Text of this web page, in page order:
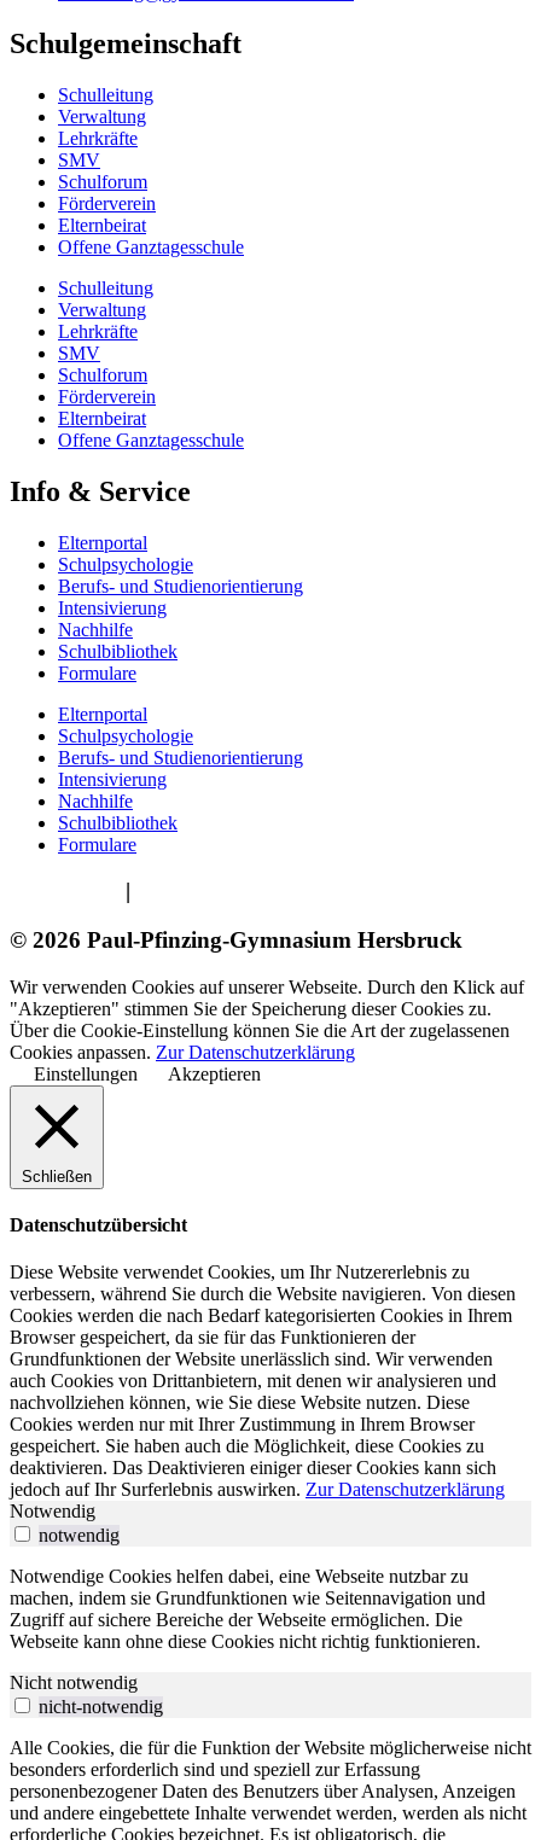
Schulgemeinschaft
Schulleitung
Verwaltung
Lehrkräfte
SMV
Schulforum
Förderverein
Elternbeirat
Offene Ganztagesschule
Schulleitung
Verwaltung
Lehrkräfte
SMV
Schulforum
Förderverein
Elternbeirat
Offene Ganztagesschule
Info & Service
Elternportal
Schulpsychologie
Berufs- und Studienorientierung
Intensivierung
Nachhilfe
Schulbibliothek
Formulare
Elternportal
Schulpsychologie
Berufs- und Studienorientierung
Intensivierung
Nachhilfe
Schulbibliothek
Formulare
|
© 2026 Paul-Pfinzing-Gymnasium Hersbruck
Wir verwenden Cookies auf unserer Webseite. Durch den Klick auf
"Akzeptieren" stimmen Sie der Speicherung dieser Cookies zu.
Über die Cookie-Einstellung können Sie die Art der zugelassenen
Cookies anpassen. Zur Datenschutzerklärung
Einstellungen
Akzeptieren
Schließen
Datenschutzübersicht
Diese Website verwendet Cookies, um Ihr Nutzererlebnis zu
verbessern, während Sie durch die Website navigieren. Von diesen
Cookies werden die nach Bedarf kategorisierten Cookies in Ihrem
Browser gespeichert, da sie für das Funktionieren der
Grundfunktionen der Website unerlässlich sind. Wir verwenden
auch Cookies von Drittanbietern, mit denen wir analysieren und
nachvollziehen können, wie Sie diese Website nutzen. Diese
Cookies werden nur mit Ihrer Zustimmung in Ihrem Browser
gespeichert. Sie haben auch die Möglichkeit, diese Cookies zu
deaktivieren. Das Deaktivieren einiger dieser Cookies kann sich
jedoch auf Ihr Surferlebnis auswirken. Zur Datenschutzerklärung
Notwendig
notwendig
Notwendige Cookies helfen dabei, eine Webseite nutzbar zu
machen, indem sie Grundfunktionen wie Seitennavigation und
Zugriff auf sichere Bereiche der Webseite ermöglichen. Die
Webseite kann ohne diese Cookies nicht richtig funktionieren.
Nicht notwendig
nicht-notwendig
Alle Cookies, die für die Funktion der Website möglicherweise nicht
besonders erforderlich sind und speziell zur Erfassung
personenbezogener Daten des Benutzers über Analysen, Anzeigen
und andere eingebettete Inhalte verwendet werden, werden als nicht
erforderliche Cookies bezeichnet. Es ist obligatorisch, die